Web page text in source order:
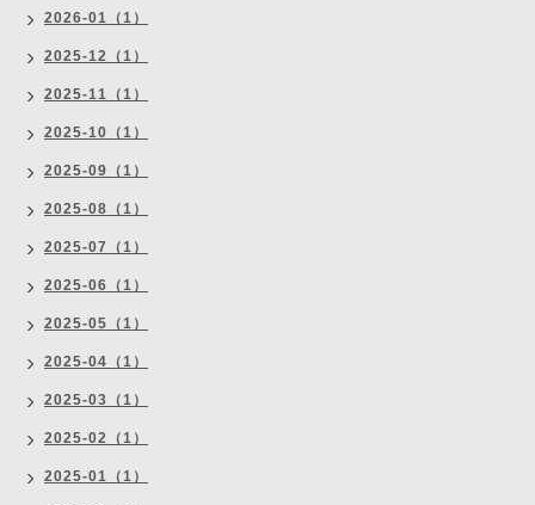
2026-01（1）
2025-12（1）
2025-11（1）
2025-10（1）
2025-09（1）
2025-08（1）
2025-07（1）
2025-06（1）
2025-05（1）
2025-04（1）
2025-03（1）
2025-02（1）
2025-01（1）